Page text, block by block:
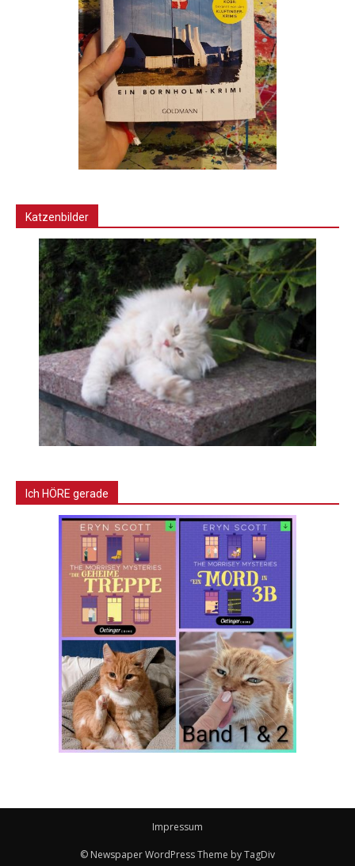
Katzenbilder
Ich HÖRE gerade
Impressum
© Newspaper WordPress Theme by TagDiv